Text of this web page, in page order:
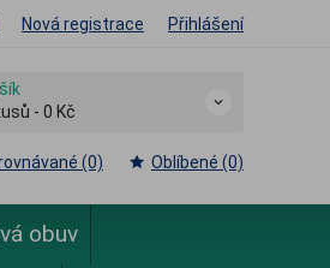
Nová registrace Přihlášení
- 0 Kč
(0) Oblíbené (0)
obuv